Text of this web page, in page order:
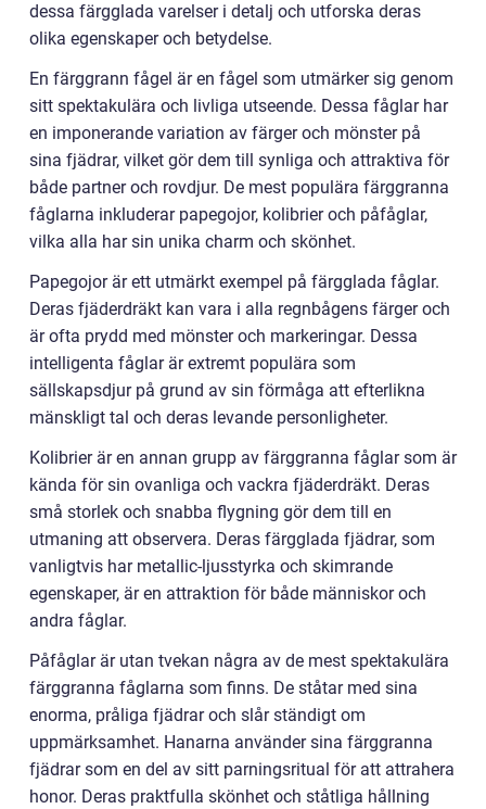
dessa färgglada varelser i detalj och utforska deras
olika egenskaper och betydelse.
En färggrann fågel är en fågel som utmärker sig genom
sitt spektakulära och livliga utseende. Dessa fåglar har
en imponerande variation av färger och mönster på
sina fjädrar, vilket gör dem till synliga och attraktiva för
både partner och rovdjur. De mest populära färggranna
fåglarna inkluderar papegojor, kolibrier och påfåglar,
vilka alla har sin unika charm och skönhet.
Papegojor är ett utmärkt exempel på färgglada fåglar.
Deras fjäderdräkt kan vara i alla regnbågens färger och
är ofta prydd med mönster och markeringar. Dessa
intelligenta fåglar är extremt populära som
sällskapsdjur på grund av sin förmåga att efterlikna
mänskligt tal och deras levande personligheter.
Kolibrier är en annan grupp av färggranna fåglar som är
kända för sin ovanliga och vackra fjäderdräkt. Deras
små storlek och snabba flygning gör dem till en
utmaning att observera. Deras färgglada fjädrar, som
vanligtvis har metallic-ljusstyrka och skimrande
egenskaper, är en attraktion för både människor och
andra fåglar.
Påfåglar är utan tvekan några av de mest spektakulära
färggranna fåglarna som finns. De ståtar med sina
enorma, pråliga fjädrar och slår ständigt om
uppmärksamhet. Hanarna använder sina färggranna
fjädrar som en del av sitt parningsritual för att attrahera
honor. Deras praktfulla skönhet och ståtliga hållning